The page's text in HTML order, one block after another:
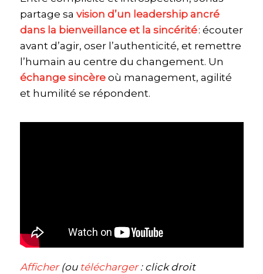
partage sa vision d’un leadership ancré
dans la bienveillance et la sincérité: écouter
avant d’agir, oser l’authenticité, et remettre
l’humain au centre du changement. Un
échange sincère où management, agilité
et humilité se répondent.
Afficher(ou télécharger: click droit